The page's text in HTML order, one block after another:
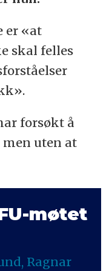
er «at
skal felles
forsøkt å
uten at
møtet
Ragnar